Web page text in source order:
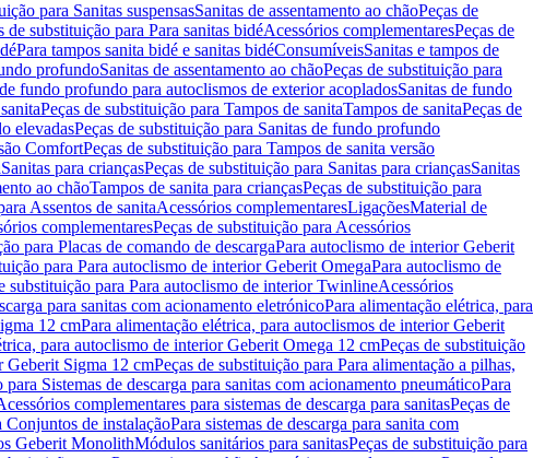
para Sanitas suspensasSanitas de assentamento ao chãoPeças de
de substituição para Para sanitas bidéAcessórios complementaresPeças de
Para tampos sanita bidé e sanitas bidéConsumíveisSanitas e tampos de
profundoSanitas de assentamento ao chãoPeças de substituição para
fundo profundo para autoclismos de exterior acopladosSanitas de fundo
Peças de substituição para Tampos de sanitaTampos de sanitaPeças de
elevadasPeças de substituição para Sanitas de fundo profundo
ComfortPeças de substituição para Tampos de sanita versão
Sanitas para criançasPeças de substituição para Sanitas para criançasSanitas
ao chãoTampos de sanita para criançasPeças de substituição para
Assentos de sanitaAcessórios complementaresLigaçõesMaterial de
complementaresPeças de substituição para Acessórios
para Placas de comando de descargaPara autoclismo de interior Geberit
para Para autoclismo de interior Geberit OmegaPara autoclismo de
substituição para Para autoclismo de interior TwinlineAcessórios
para sanitas com acionamento eletrónicoPara alimentação elétrica, para
12 cmPara alimentação elétrica, para autoclismos de interior Geberit
para autoclismo de interior Geberit Omega 12 cmPeças de substituição
Geberit Sigma 12 cmPeças de substituição para Para alimentação a pilhas,
para Sistemas de descarga para sanitas com acionamento pneumáticoPara
complementares para sistemas de descarga para sanitasPeças de
Conjuntos de instalaçãoPara sistemas de descarga para sanita com
Geberit MonolithMódulos sanitários para sanitasPeças de substituição para